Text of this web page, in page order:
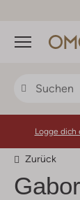
Menü
Logge dich
Zurück
Gabor